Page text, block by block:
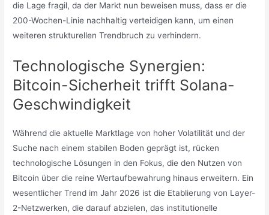
die Lage fragil, da der Markt nun beweisen muss, dass er die
200-Wochen-Linie nachhaltig verteidigen kann, um einen
weiteren strukturellen Trendbruch zu verhindern.
Technologische Synergien:
Bitcoin-Sicherheit trifft Solana-
Geschwindigkeit
Während die aktuelle Marktlage von hoher Volatilität und der
Suche nach einem stabilen Boden geprägt ist, rücken
technologische Lösungen in den Fokus, die den Nutzen von
Bitcoin über die reine Wertaufbewahrung hinaus erweitern. Ein
wesentlicher Trend im Jahr 2026 ist die Etablierung von Layer-
2-Netzwerken, die darauf abzielen, das institutionelle